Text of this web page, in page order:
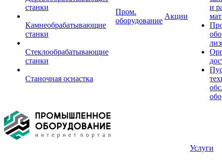
станки
Камнеобрабатывающие
станки
Стеклообрабатывающие
станки
Станочная оснастка
Пром.
оборудование
Акции
и
Услуги